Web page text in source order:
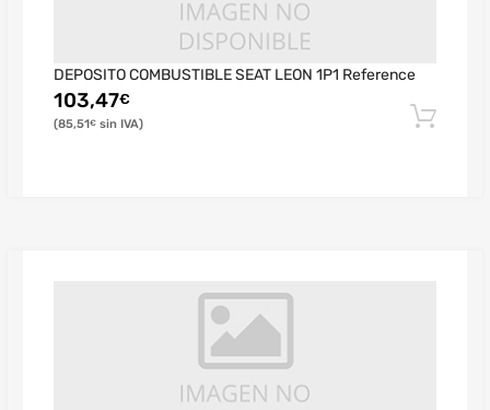
DEPOSITO COMBUSTIBLE SEAT LEON 1P1 Reference
103,47€
85,51€